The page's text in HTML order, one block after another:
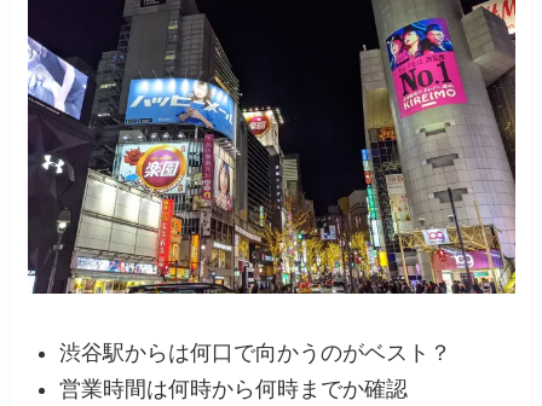
渋谷駅からは何口で向かうのがベスト？
営業時間は何時から何時までか確認